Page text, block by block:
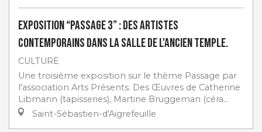
Exposition “Passage 3” : des artistes
contemporains dans la salle de l'ancien Temple.
CULTURE
Une troisième exposition sur le thème Passage par
l'association Arts Présents. Des Œuvres de Catherine
Libmann (tapisseries), Martine Bruggeman (céra...
Saint-Sébastien-d'Aigrefeuille